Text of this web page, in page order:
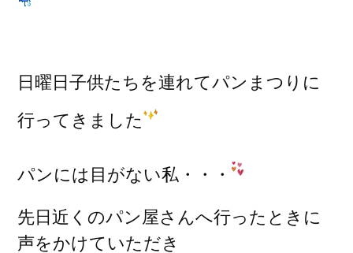
日曜日子供たちを連れてパンまつりに
行ってきました
パンには目がない私・・・
先日近くのパン屋さんへ行ったときに
声をかけていただき